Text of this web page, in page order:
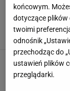
końcowym.
dotyczące plików
twoimi
odnośnik
przechodząc do
ustawień plików
przeglądarki.